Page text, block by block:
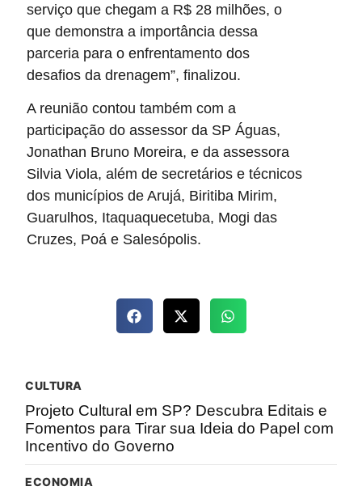
serviço que chegam a R$ 28 milhões, o
que demonstra a importância dessa
parceria para o enfrentamento dos
desafios da drenagem”, finalizou.
A reunião contou também com a
participação do assessor da SP Águas,
Jonathan Bruno Moreira, e da assessora
Silvia Viola, além de secretários e técnicos
dos municípios de Arujá, Biritiba Mirim,
Guarulhos, Itaquaquecetuba, Mogi das
Cruzes, Poá e Salesópolis.
CULTURA
Projeto Cultural em SP? Descubra Editais e
Fomentos para Tirar sua Ideia do Papel com
Incentivo do Governo
ECONOMIA